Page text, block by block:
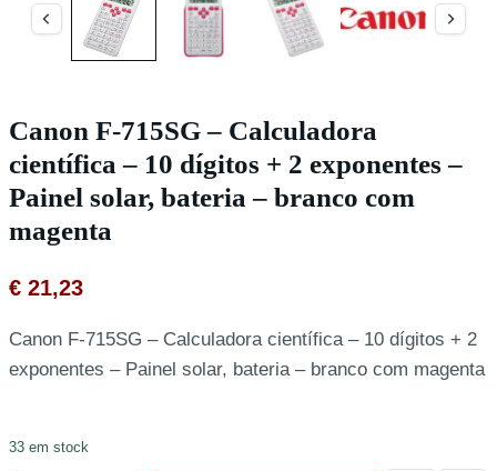
Canon F-715SG – Calculadora
científica – 10 dígitos + 2 exponentes –
Painel solar, bateria – branco com
magenta
€ 21,23
Canon F-715SG – Calculadora científica – 10 dígitos + 2
exponentes – Painel solar, bateria – branco com magenta
33 em stock